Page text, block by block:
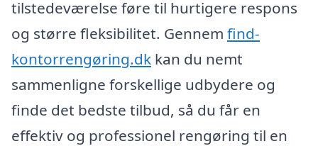
tilstedeværelse føre til hurtigere respons
og større fleksibilitet. Gennem find-
kontorrengøring.dk kan du nemt
sammenligne forskellige udbydere og
finde det bedste tilbud, så du får en
effektiv og professionel rengøring til en